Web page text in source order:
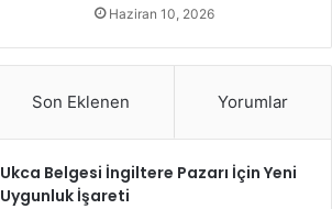
Haziran 10, 2026
Son Eklenen Yorumlar
Ukca Belgesi İngiltere Pazarı İçin Yeni
Uygunluk İşareti